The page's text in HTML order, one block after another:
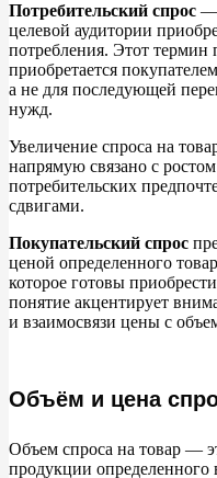
Потребительский спрос —
целевой аудитории
потребления. Этот термин
приобретается
а не для последующей
нужд.
Увеличение спроса на
напрямую связано с
потребительских
сдвигами.
Покупательский спрос
ценой определенного
которое готовы
понятие акцентирует
и взаимосвязи цены с
Объём и цена
Объем спроса на товар —
продукции определенного